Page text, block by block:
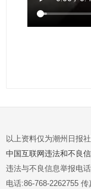
以上资料仅为潮州日报
中国互联网违法和不良
违法与不良信息举报电
电话:86-768-2262755